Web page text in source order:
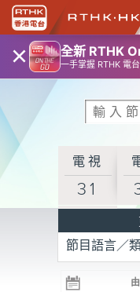
× 全新 RTHK
一手掌握 RTHK 電
電視
31
R3
電台
節目語言／
由